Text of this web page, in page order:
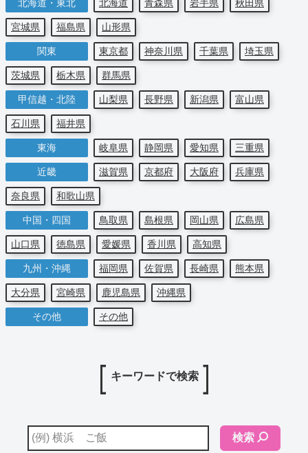
宮城県
福島県
山形県
関東
東京都 神奈川県 千葉県
埼玉県
茨城県
栃木県
群馬県
甲信越・北陸
山梨県 長野県 新潟県
富山県
石川県
福井県
東海
岐阜県 静岡県 愛知県
三重県
近畿
滋賀県 京都府 大阪府
兵庫県
奈良県
和歌山県
中国・四国
鳥取県 島根県 岡山県
広島県
山口県
徳島県 愛媛県 香川県
高知県
九州・沖縄
福岡県 佐賀県 長崎県
熊本県
大分県
宮崎県 鹿児島県
沖縄県
その他
その他
キーワードで検索
検索